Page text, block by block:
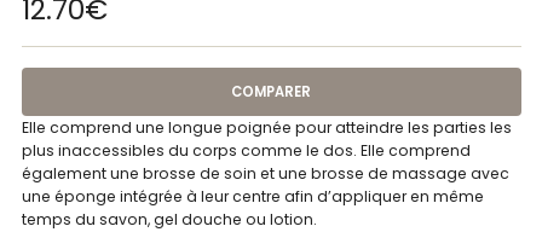
12.70€
Elle comprend une longue poignée pour atteindre les parties les
plus inaccessibles du corps comme le dos. Elle comprend
également une brosse de soin et une brosse de massage avec
une éponge intégrée à leur centre afin d’appliquer en même
temps du savon, gel douche ou lotion.
COMPARER